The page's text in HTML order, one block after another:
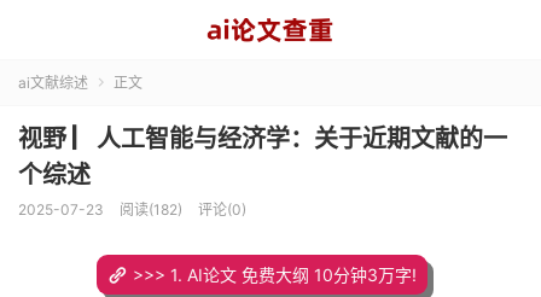
ai文献综述  正文
视野 ▏人工智能与经济学：关于近期文献的一
个综述
2025-07-23 阅读(182) 评论(0)
>>> 1. AI论文 免费大纲 10分钟3万字!